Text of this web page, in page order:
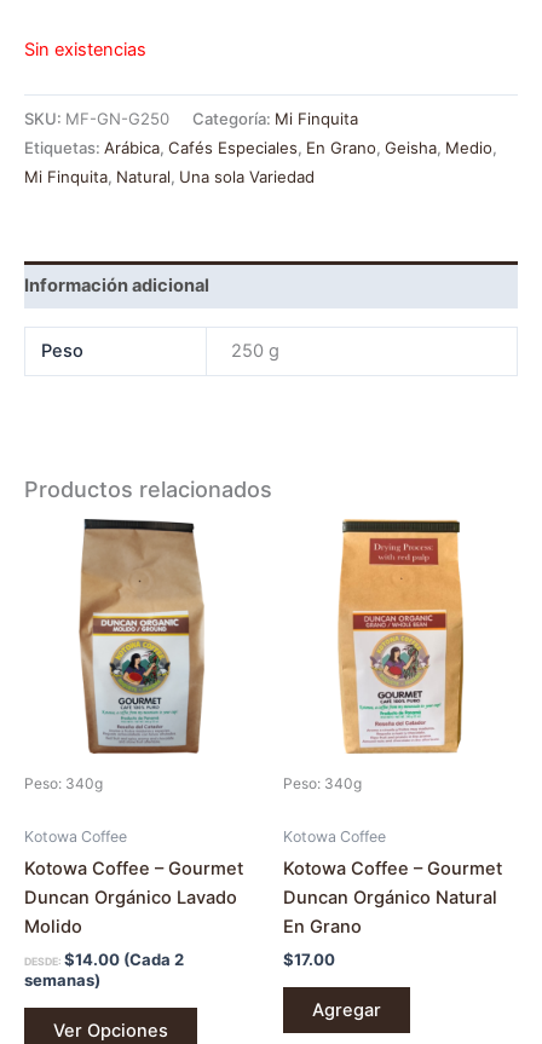
Sin existencias
SKU: MF-GN-G250 Categoría: Mi Finquita
Etiquetas: Arábica, Cafés Especiales, En Grano, Geisha, Medio,
Mi Finquita, Natural, Una sola Variedad
Información adicional
Peso 250 g
Productos relacionados
Peso: 340g
Kotowa Coffee
Kotowa Coffee – Gourmet
Duncan Orgánico Lavado
Molido
DESDE: $14.00 (Cada 2
semanas)
Ver Opciones
producto
tiene
múltiples
Las
opciones
se
página
de
Peso: 340g
Kotowa Coffee
Kotowa Coffee – Gourmet
Duncan Orgánico Natural
En Grano
$17.00
Agregar